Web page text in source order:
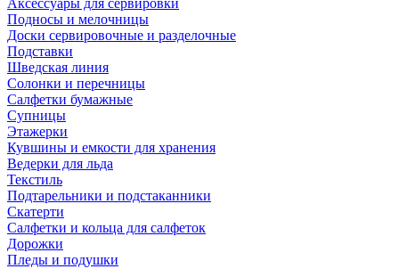
Аксессуары для сервировки
Подносы и мелочницы
Доски сервировочные и разделочные
Подставки
Шведская линия
Солонки и перечницы
Салфетки бумажные
Супницы
Этажерки
Кувшины и емкости для хранения
Ведерки для льда
Текстиль
Подтарельники и подстаканники
Скатерти
Салфетки и кольца для салфеток
Дорожки
Пледы и подушки